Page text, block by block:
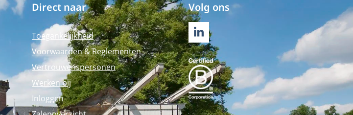
Direct naar
Toegankelijkheid
Voorwaarden & Reglementen
Vertrouwenspersonen
Werken bij
Inloggen
Volg ons
LINKEDIN